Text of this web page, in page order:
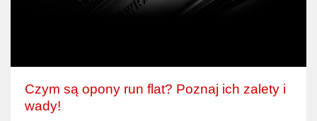
Czym są opony run flat? Poznaj ich zalety i
wady!